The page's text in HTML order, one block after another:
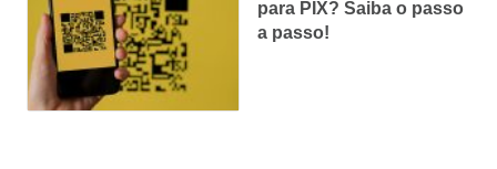
para PIX? Saiba o passo
a passo!